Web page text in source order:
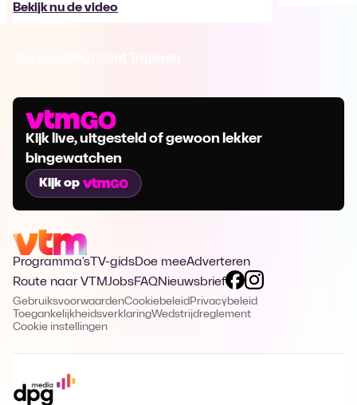
Bekijk nu de video
Kijk live, uitgesteld of gewoon lekker
bingewatchen
Kijk op
Programma's TV-gidsDoe meeAdverteren
Route naar VTMJobsFAQNieuwsbrief
GebruiksvoorwaardenCookiebeleid Privacybeleid
ToegankelijkheidsverklaringWedstrijdreglement
Cookie instellingen